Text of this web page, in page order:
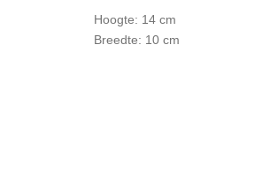
Hoogte: 14 cm
Breedte: 10 cm